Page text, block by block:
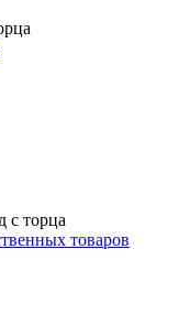
с торца
товаров